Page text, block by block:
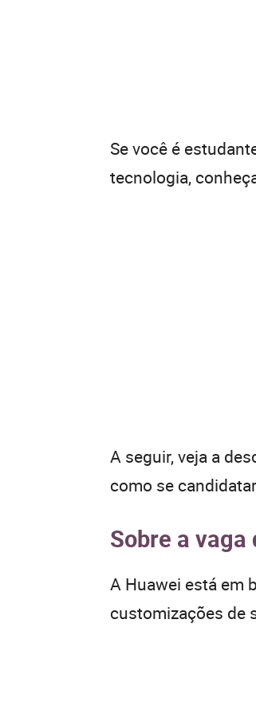
Se você é
tecnologia,
A seguir, veja a
como se
Sobre a vaga
A Huawei está em
customizações de